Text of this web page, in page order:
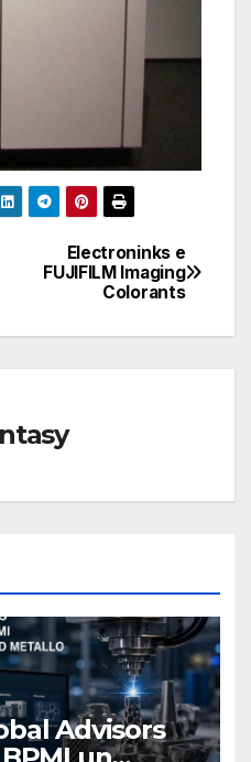
Electroninks e
FUJIFILM Imaging
Colorants
Advisors